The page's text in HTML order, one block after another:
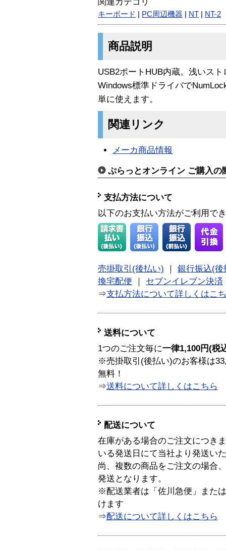
キーボード PC周辺機器 NT NT-2
商品説明
USB2ポートHUB内蔵。浅いス
Windows標準ドライバで
単に使えます。
関連リンク
メーカ商品情報
ぷらっとオンライン ご購入の
支払方法について
以下のお支払い方法がご利用で
売掛取引(後払い)
銀行振込(後
換宅配便
セブンイレブン決済
⇒支払方法について詳しくはこ
送料について
1つのご注文毎に一律1,100円(税
※売掛取引(後払い)のお客様は
無料！
⇒送料について詳しくはこちら
配送について
在庫がある場合のご注文につき
いる発送日にて当社より発送い
尚、複数の商品をご注文の場合
発送となります。
※配送業者は「佐川急便」また
けます
⇒配送について詳しくはこちら